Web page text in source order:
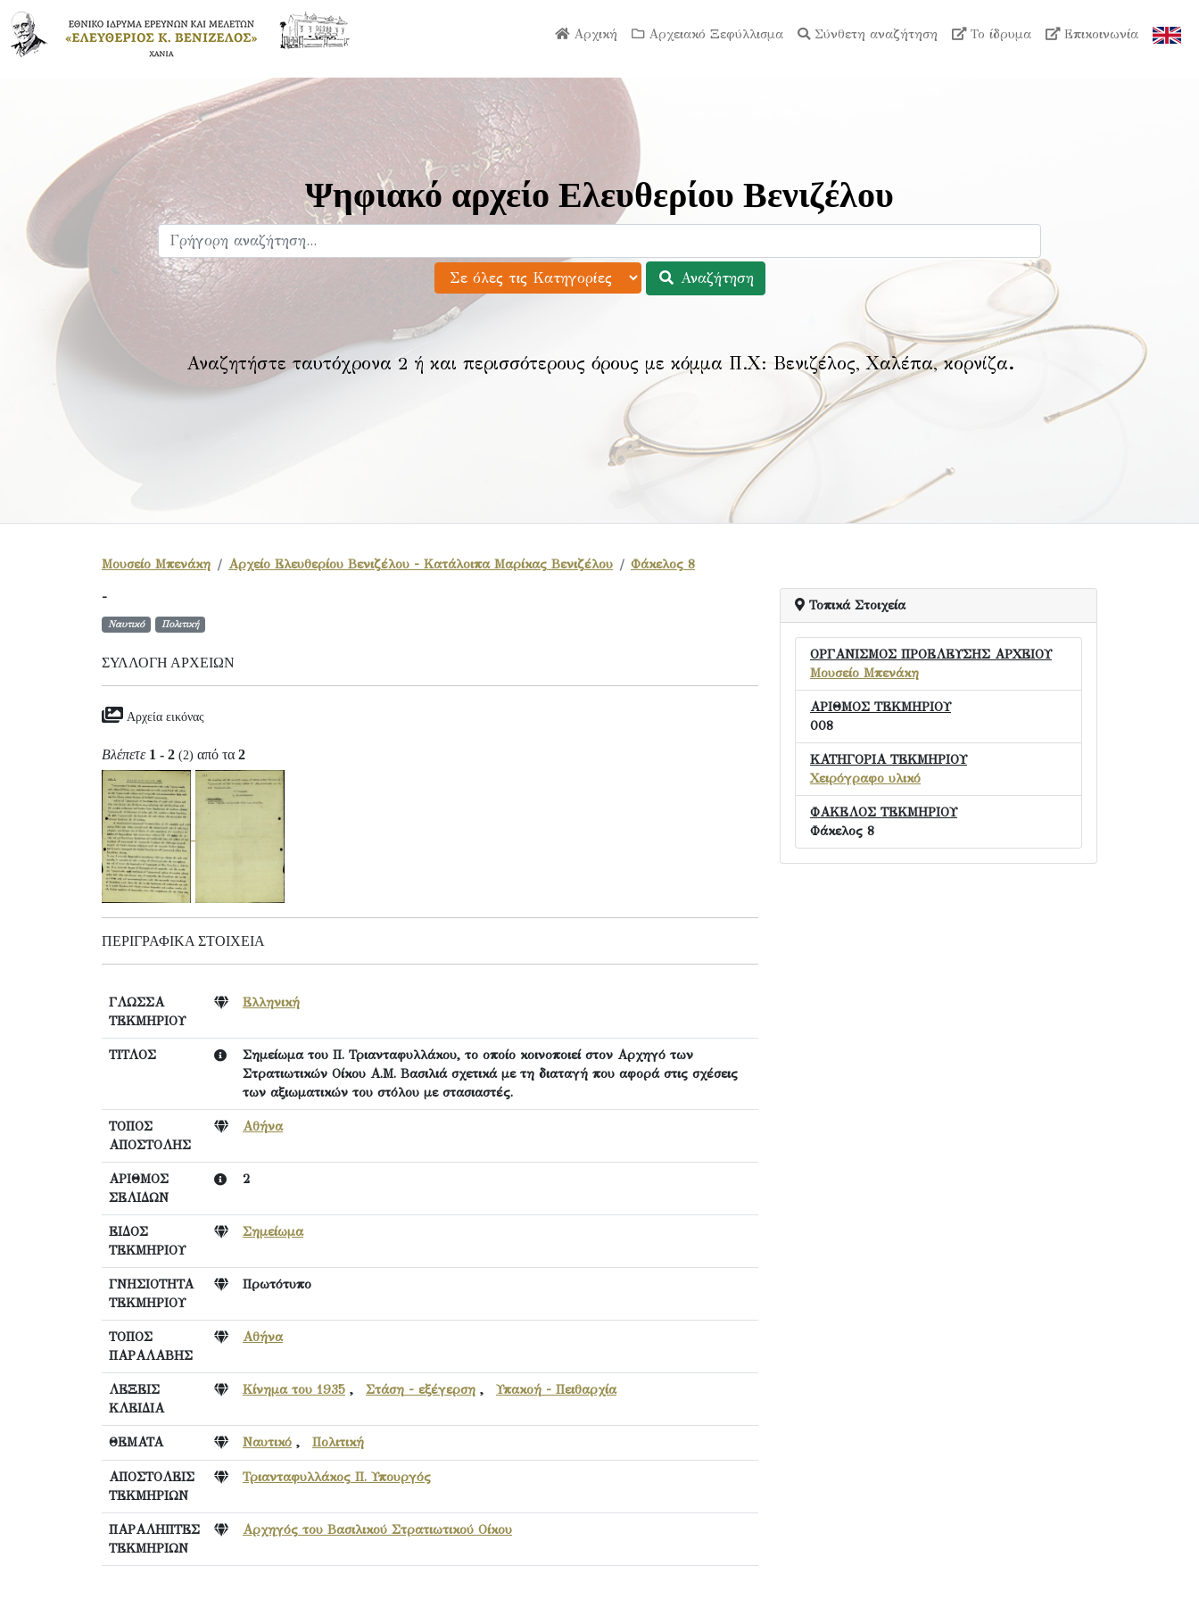
Αρχική Αρχειακό Ξεφύλλισμα Σύνθετη αναζήτηση Το ίδρυμα Επικοινωνία
Ψηφιακό αρχείο Ελευθερίου Βενιζέλου
Αναζήτηση
Αναζητήστε ταυτόχρονα 2 ή και περισσότερους όρους με κόμμα Π.Χ: Βενιζέλος, Χαλέπα, κορνίζα.
Μουσείο Μπενάκη Αρχείο Ελευθερίου Βενιζέλου - Κατάλοιπα Μαρίκας Βενιζέλου Φάκελος 8
-
Ναυτικό Πολιτική
ΣΥΛΛΟΓΉ ΑΡΧΕΊΩΝ
Αρχεία εικόνας
Βλέπετε 1 - 2 (2) από τα 2
ΠΕΡΙΓΡΑΦΙΚΆ ΣΤΟΙΧΕΊΑ
ΓΛΩΣΣΑ
ΤΕΚΜΗΡΙΟΥ
Ελληνική
ΤΙΤΛΟΣ
Σημείωμα του Π. Τριανταφυλλάκου, το οποίο κοινοποιεί στον Αρχηγό των
Στρατιωτικών Οίκου Α.Μ. Βασιλιά σχετικά με τη διαταγή που αφορά στις σχέσεις
των αξιωματικών του στόλου με στασιαστές.
ΤΟΠΟΣ
ΑΠΟΣΤΟΛΗΣ
Αθήνα
ΑΡΙΘΜΟΣ
ΣΕΛΙΔΩΝ
2
ΕΙΔΟΣ
ΤΕΚΜΗΡΙΟΥ
Σημείωμα
ΓΝΗΣΙΟΤΗΤΑ
ΤΕΚΜΗΡΙΟΥ
Πρωτότυπο
ΤΟΠΟΣ
ΠΑΡΑΛΑΒΗΣ
Αθήνα
ΛΕΞΕΙΣ
ΚΛΕΙΔΙΑ
Κίνημα του 1935 , Στάση - εξέγερση , Υπακοή - Πειθαρχία
ΘΕΜΑΤΑ Ναυτικό , Πολιτική
ΑΠΟΣΤΟΛΕΙΣ
ΤΕΚΜΗΡΙΩΝ
Τριανταφυλλάκος Π. Υπουργός
ΠΑΡΑΛΗΠΤΕΣ
ΤΕΚΜΗΡΙΩΝ
Αρχηγός του Βασιλικού Στρατιωτικού Οίκου
Τοπικά Στοιχεία
ΟΡΓΑΝΙΣΜΟΣ ΠΡΟΕΛΕΥΣΗΣ ΑΡΧΕΙΟΥ
Μουσείο Μπενάκη
ΑΡΙΘΜΟΣ ΤΕΚΜΗΡΙΟΥ
008
ΚΑΤΗΓΟΡΙΑ ΤΕΚΜΗΡΙΟΥ
Χειρόγραφο υλικό
ΦΑΚΕΛΟΣ ΤΕΚΜΗΡΙΟΥ
Φάκελος 8